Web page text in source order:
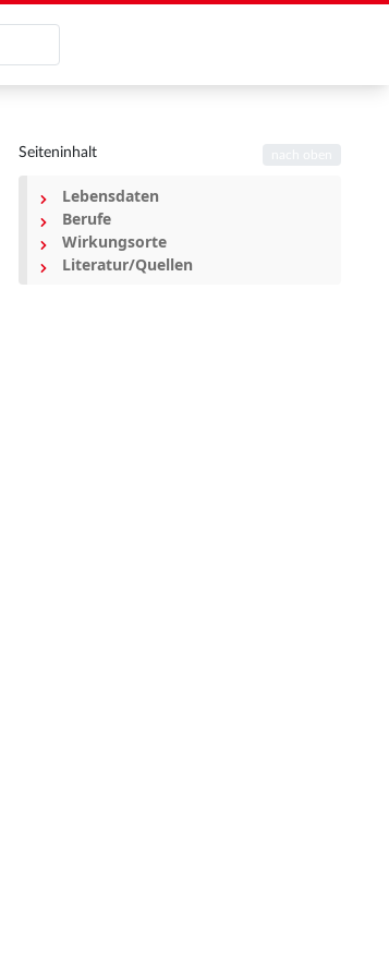
Seiteninhalt
Lebensdaten
Berufe
Wirkungsorte
Literatur/Quellen